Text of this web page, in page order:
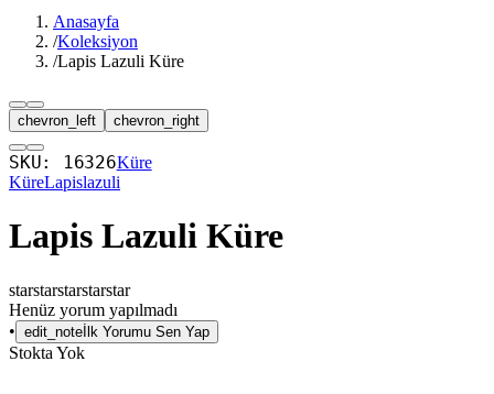
Anasayfa
/Koleksiyon
/Lapis Lazuli Küre
chevron_left chevron_right
SKU: 16326Küre
KüreLapislazuli
Lapis Lazuli Küre
starstarstarstarstar
Henüz yorum yapılmadı
• edit_note İlk Yorumu Sen Yap
Stokta Yok